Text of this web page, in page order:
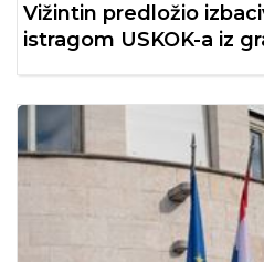
Vižintin predložio
istragom USKOK-a iz